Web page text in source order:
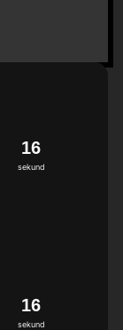
sekund
16
sekund
16